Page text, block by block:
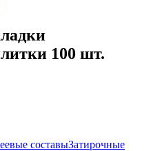
100 шт.
составыЗатирочные